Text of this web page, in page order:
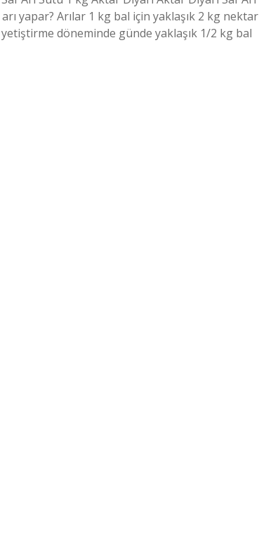
yapar? Arılar 1 kg bal için yaklaşık 2 kg nektar
döneminde günde yaklaşık 1/2 kg bal